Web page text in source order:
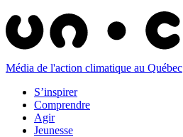
Média de l'action climatique au Québec
S’inspirer
Comprendre
Agir
Jeunesse